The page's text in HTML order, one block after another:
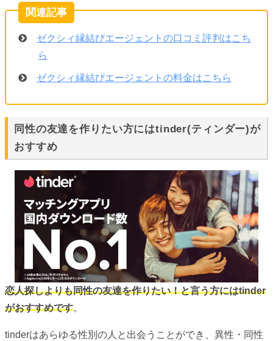
ゼクシィ縁結びエージェントの口コミ評判はこち
ら
ゼクシィ縁結びエージェントの料金はこちら
同性の友達を作りたい方にはtinder(ティンダー)が
おすすめ
恋人探しよりも同性の友達を作りたい！と言う方にはtinder
がおすすめです。
tinderはあらゆる性別の人と出会うことができ、異性・同性